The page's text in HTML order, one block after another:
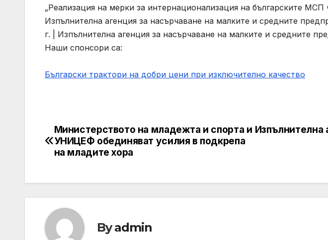
„Реализация на мерки за интернационализация на българските
Изпълнителна агенция за насърчаване на малките и средните
г. | Изпълнителна агенция за насърчаване на малките и средните
Наши спонсори са:
Български трактори на добри цени при изключително качество
Post
navigation
Изпълнителна
Министерството на младежта и спорта и
УНИЦЕФ обединяват усилия в подкрепа
на младите хора
Byadmin